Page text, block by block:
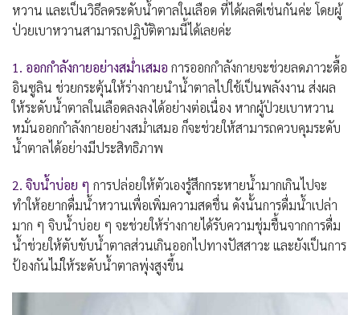
หวาน และเป็นวิธีลดระดับน้ำตาลในเลือด ที่ได้ผลดีเช่นกันค่ะ โดยผู้
ป่วยเบาหวานสามารถปฏิบัติตามนี้ได้เลยค่ะ
1. ออกกำลังกายอย่างสม่ำเสมอ การออกกำลังกายจะช่วยลดภาวะดื้อ
อินซูลิน ช่วยกระตุ้นให้ร่างกายนำน้ำตาลไปใช้เป็นพลังงาน ส่งผล
ให้ระดับน้ำตาลในเลือดลงลงได้อย่างต่อเนื่อง หากผู้ป่วยเบาหวาน
หมั่นออกกำลังกายอย่างสม่ำเสมอ ก็จะช่วยให้สามารถควบคุมระดับ
น้ำตาลได้อย่างมีประสิทธิภาพ
2. จิบน้ำบ่อย ๆ การปล่อยให้ตัวเองรู้สึกกระหายน้ำมากเกินไปจะ
ทำให้อยากดื่มน้ำหวานเพื่อเพิ่มความสดชื่น ดังนั้นการดื่มน้ำเปล่า
มาก ๆ จิบน้ำบ่อย ๆ จะช่วยให้ร่างกายได้รับความชุ่มชื้นจากการดื่ม
น้ำช่วยให้ตับขับน้ำตาลส่วนเกินออกไปทางปัสสาวะ และยังเป็นการ
ป้องกันไม่ให้ระดับน้ำตาลพุ่งสูงขึ้น